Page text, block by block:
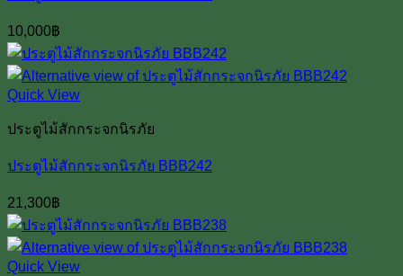
10,000฿
Quick View
ประตูไม้สักกระจกนิรภัย
ประตูไม้สักกระจกนิรภัย BBB242
21,300฿
Quick View